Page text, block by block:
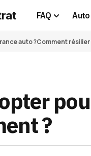
FAQ Auto
auto ?Comment
?